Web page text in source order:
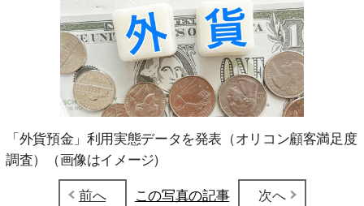
「外貨預金」利用実態データを発表（オリコン顧客満足度
調査）（画像はイメージ)
前へ
この写真の記事 次へ